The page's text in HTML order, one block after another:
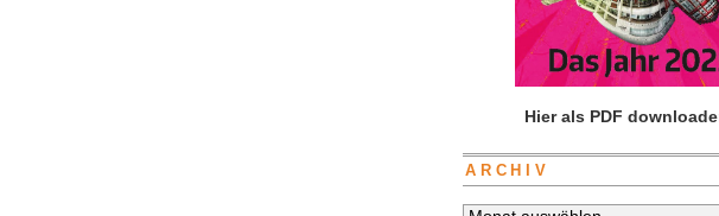
Hier als PDF
ARCHIV